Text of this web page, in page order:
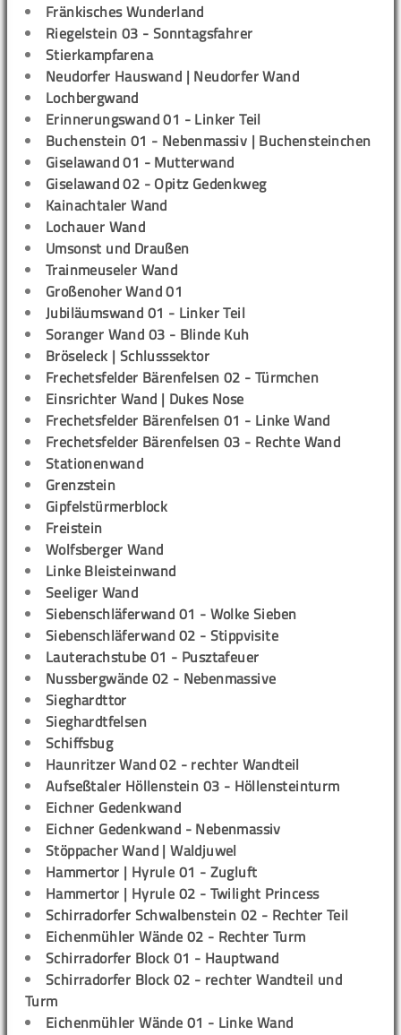
Fränkisches Wunderland
Riegelstein 03 - Sonntagsfahrer
Stierkampfarena
Neudorfer Hauswand | Neudorfer Wand
Lochbergwand
Erinnerungswand 01 - Linker Teil
Buchenstein 01 - Nebenmassiv | Buchensteinchen
Giselawand 01 - Mutterwand
Giselawand 02 - Opitz Gedenkweg
Kainachtaler Wand
Lochauer Wand
Umsonst und Draußen
Trainmeuseler Wand
Großenoher Wand 01
Jubiläumswand 01 - Linker Teil
Soranger Wand 03 - Blinde Kuh
Bröseleck | Schlusssektor
Frechetsfelder Bärenfelsen 02 - Türmchen
Einsrichter Wand | Dukes Nose
Frechetsfelder Bärenfelsen 01 - Linke Wand
Frechetsfelder Bärenfelsen 03 - Rechte Wand
Stationenwand
Grenzstein
Gipfelstürmerblock
Freistein
Wolfsberger Wand
Linke Bleisteinwand
Seeliger Wand
Siebenschläferwand 01 - Wolke Sieben
Siebenschläferwand 02 - Stippvisite
Lauterachstube 01 - Pusztafeuer
Nussbergwände 02 - Nebenmassive
Sieghardttor
Sieghardtfelsen
Schiffsbug
Haunritzer Wand 02 - rechter Wandteil
Aufseßtaler Höllenstein 03 - Höllensteinturm
Eichner Gedenkwand
Eichner Gedenkwand - Nebenmassiv
Stöppacher Wand | Waldjuwel
Hammertor | Hyrule 01 - Zugluft
Hammertor | Hyrule 02 - Twilight Princess
Schirradorfer Schwalbenstein 02 - Rechter Teil
Eichenmühler Wände 02 - Rechter Turm
Schirradorfer Block 01 - Hauptwand
Schirradorfer Block 02 - rechter Wandteil und
Turm
Eichenmühler Wände 01 - Linke Wand